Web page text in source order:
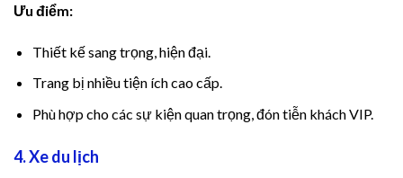
Ưu điểm:
Thiết kế sang trọng, hiện đại.
Trang bị nhiều tiện ích cao cấp.
Phù hợp cho các sự kiện quan trọng, đón tiễn khách VIP.
4. Xe du lịch